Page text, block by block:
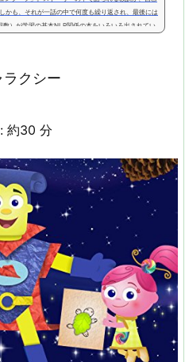
かも、それが一話の中で何度も繰り返され、最後には
）が学習の基本NLP関係の本をいろいろ出されてい
クシー
約30 分